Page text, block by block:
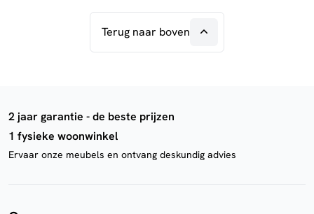
Terug naar boven
2 jaar garantie - de beste prijzen
1 fysieke woonwinkel
Ervaar onze meubels en ontvang deskundig advies